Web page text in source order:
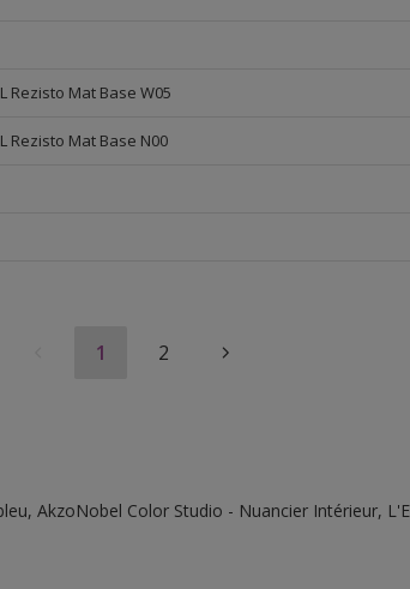
Rezisto Mat Base W05
Rezisto Mat Base N00
1 2
AkzoNobel Color Studio - Nuancier Intérieur,